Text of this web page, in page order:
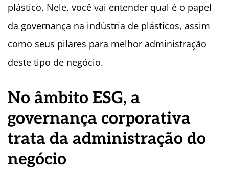
plástico. Nele, você vai entender qual é o papel
da governança na indústria de plásticos, assim
como seus pilares para melhor administração
deste tipo de negócio.
No âmbito ESG, a
governança corporativa
trata da administração do
negócio